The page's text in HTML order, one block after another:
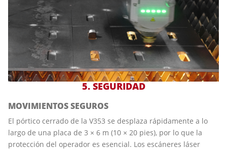
5. SEGURIDAD
MOVIMIENTOS SEGUROS
El pórtico cerrado de la V353 se desplaza rápidamente a lo
largo de una placa de 3 × 6 m (10 × 20 pies), por lo que la
protección del operador es esencial. Los escáneres láser